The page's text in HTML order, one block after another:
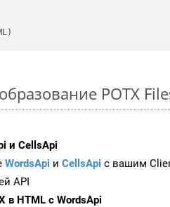
POTX
и CellsApi
WordsApi и CellsApi с вашим
API
в HTML с WordsApi